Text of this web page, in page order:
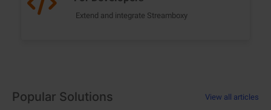
Extend and integrate Streamboxy
Popular Solutions View all articles